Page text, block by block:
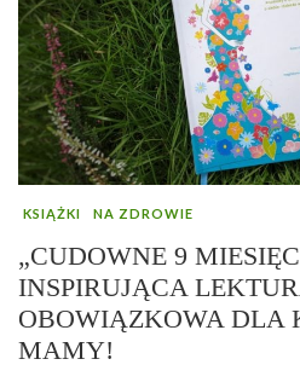
KSIĄŻKI NA ZDROWIE
„CUDOWNE 9
INSPIRUJĄCA
OBOWIĄZKOWA DLA
MAMY!